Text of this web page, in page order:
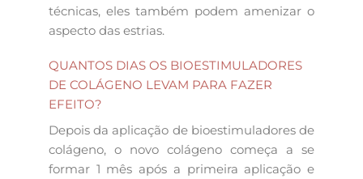
técnicas, eles também podem amenizar o
aspecto das estrias.
QUANTOS DIAS OS BIOESTIMULADORES
DE COLÁGENO LEVAM PARA FAZER
EFEITO?
Depois da aplicação de bioestimuladores de
colágeno, o novo colágeno começa a se
formar 1 mês após a primeira aplicação e